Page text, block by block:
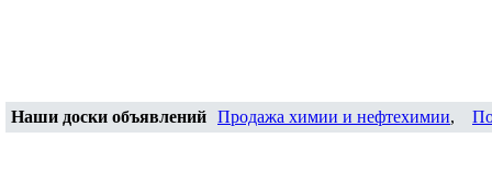
Наши доски объявлений Продажа химии и нефтехимии,